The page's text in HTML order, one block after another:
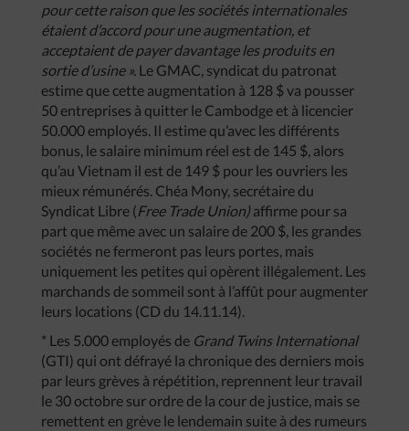
pour cette raison que les sociétés internationales
étaient d’accord pour une augmentation, et
acceptaient de payer davantage les produits en
sortie d’usine ». Le GMAC, syndicat du patronat
estime que cette augmentation à 128 $ va pousser
50 entreprises à quitter le Cambodge et à licencier
50.000 employés. Il estime qu’avec les différents
bonus, le salaire minimum réel est de 145 $, alors
qu’au Vietnam il est de 149 $ pour les ouvriers les
mieux rémunérés. Chéa Mony, secrétaire du
Syndicat Libre (Free Trade Union) affirme pour sa
part que même avec un salaire de 200 $, les grandes
sociétés ne fermeront pas leurs portes, mais
uniquement les petites qui opèrent illégalement. Les
marchands de sommeil sont à l’affût pour augmenter
leurs locations (CD du 14.11.14).
* Les 5.000 employés de Grand Twins International
(GTI) qui ont défrayé la chronique des derniers mois
par leurs grèves à répétition, reprennent leur travail
le 30 octobre sur ordre de la cour de justice, mais se
remettent en grève le lendemain suite à des rumeurs